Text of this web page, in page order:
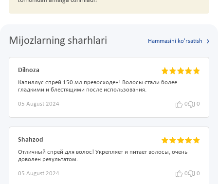
Mijozlarning sharhlari Hammasini ko'rsatish
Dilnoza
Капиллус спрей 150 мл превосходен! Волосы стали более
гладкими и блестящими после использования.
05 August 2024 0 0
Shahzod
Отличный спрей для волос! Укрепляет и питает волосы, очень
доволен результатом.
05 August 2024 0 0